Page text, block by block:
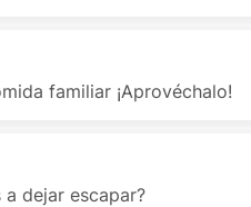
familiar ¡Aprovéchalo!
dejar escapar?